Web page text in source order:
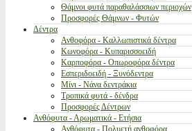
Θάμνοι φυτά παραθαλάσσιων περιοχών
Προσφορές Θάμνων - Φυτών
Δέντρα
Ανθοφόρα - Καλλωπιστικά δέντρα
Κωνοφόρα - Κυπαρισσοειδή
Καρποφόρα - Οπωροφόρα δέντρα
Εσπεριδοειδή - Ξυνόδεντρα
Μίνι - Νάνα δεντράκια
Τροπικά φυτά - δένδρα
Προσφορές Δέντρων
Ανθόφυτα - Αρωματικά - Ετήσια
Ανθόφυτα - Πολυετή ανθοφόρα